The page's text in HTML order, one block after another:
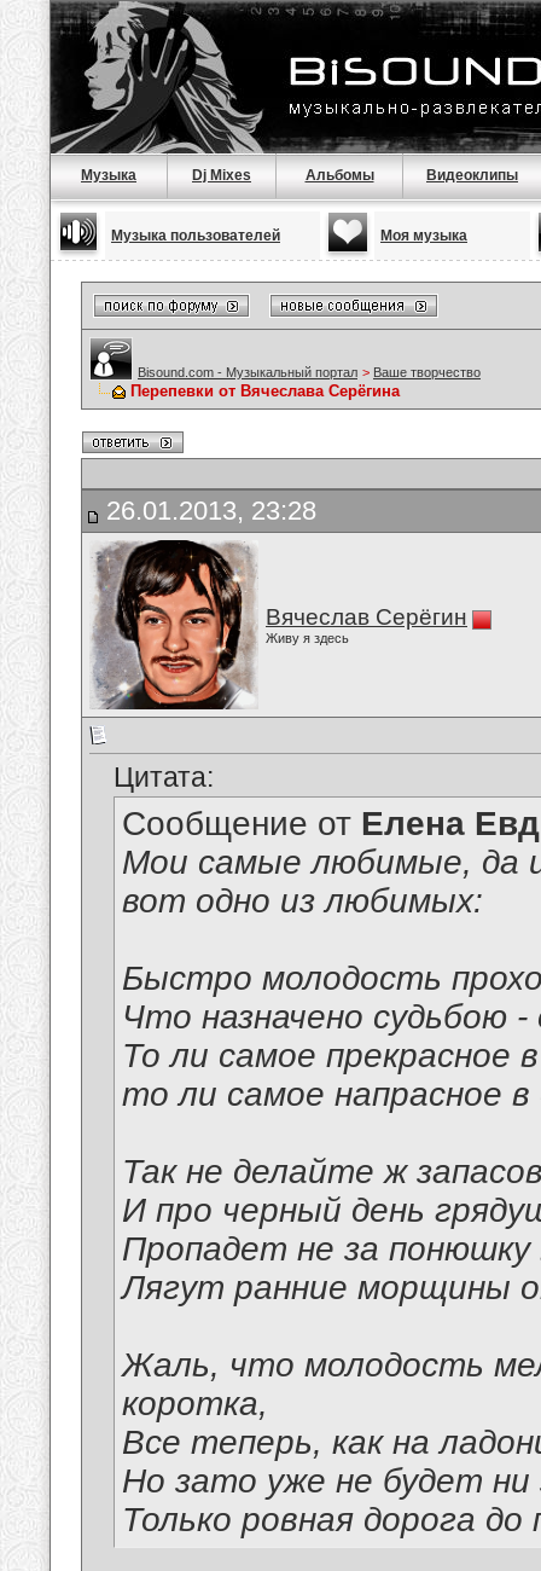
Музыка Dj Mixes Альбомы Видеоклипы
Музыка пользователей Моя музыка
Bisound.com - Музыкальный портал > Ваше творчество
Перепевки от Вячеслава Серёгина
26.01.2013, 23:28
Вячеслав Серёгин
Живу я здесь
Цитата:
Сообщение от Елена
Мои самые любимые, да
вот одно из любимых:
Быстро молодость
Что назначено судьбою
То ли самое прекрасное
то ли самое напрасное
Так не делайте ж
И про черный день
Пропадет не за понюшку
Лягут ранние морщины
Жаль, что молодость
коротка,
Все теперь, как на
Но зато уже не будет ни
Только ровная дорога до